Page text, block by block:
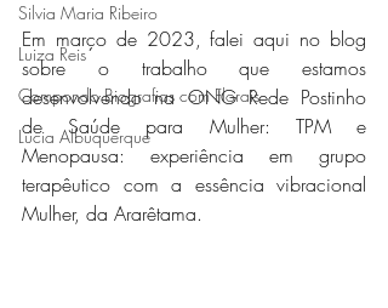
Silvia Maria Ribeiro
Luiza Reis
Compondo Biografias com Florais
Lucia Albuquerque
Em março de 2023, falei aqui no blog
sobre o trabalho que estamos
desenvolvendo na ONG Rede Postinho
de Saúde para Mulher: TPM e
Menopausa: experiência em grupo
terapêutico com a essência vibracional
Mulher, da Ararêtama.